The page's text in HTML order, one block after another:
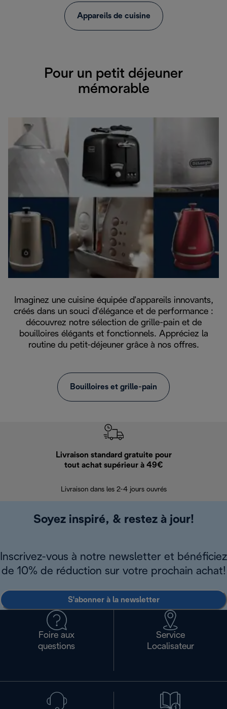
Appareils de cuisine
Pour un petit déjeuner
mémorable
Imaginez une cuisine équipée d'appareils innovants,
créés dans un souci d'élégance et de performance :
découvrez notre sélection de grille-pain et de
bouilloires élégants et fonctionnels. Appréciez la
routine du petit-déjeuner grâce à nos offres.
Bouilloires et grille-pain
Livraison standard gratuite pour
tout achat supérieur à 49€
Livraison dans les 2-4 jours ouvrés
Soyez inspiré, & restez à jour!
Inscrivez-vous à notre newsletter et bénéficiez
de 10% de réduction sur votre prochain achat!
S'abonner à la newsletter
Foire aux
questions
Service
Localisateur